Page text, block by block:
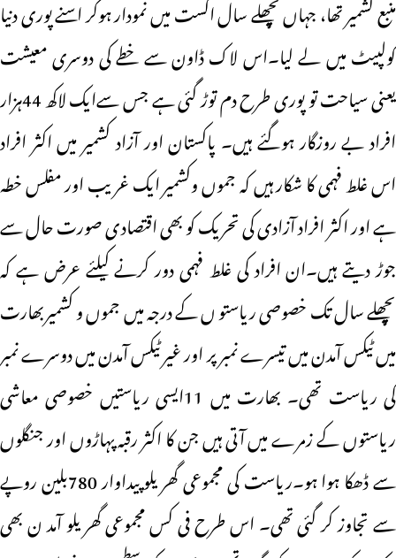
منبع کشمیر تھا، جہاں پچھلے سال اگست میں نمودار ہوکر اسنے پوری دنیا
کولپیٹ میں لے لیا۔اس لاک ڈاون سے خطے کی دوسری معیشت
یعنی سیاحت تو پوری طرح دم توڑ گئی ہے جس سےایک لاکھ 44ہزار
افراد بے روزگار ہوگئے ہیں۔ پاکستان اور آزاد کشمیر میں اکثر افراد
اس غلط فہمی کا شکار ہیں کہ جموں وکشمیر ایک غریب اور مفلس خطہ
ہے اور اکثر افراد آزادی کی تحریک کو بھی اقتصادی صورت حال سے
جوڑ دیتے ہیں۔ان افراد کی غلط فہمی دور کرنے کیلئے عرض ہے کہ
پچھلے سال تک خصوصی ریاستو ں کے درجہ میں جموں و کشمیربھارت
میں ٹیکس آمدن میں تیسرے نمبر پر اور غیر ٹیکس آمدن میں دوسرے نمبر
کی ریاست تھی۔ بھارت میں 11ایسی ریاستیں خصوصی معاشی
ریاستوں کے زمرے میں آتی ہیں جن کا اکثر رقبہ پہاڑوں اور جنگلوں
سے ڈھکا ہوا ہو۔ریاست کی مجموعی گھریلو پیداوار 780بلین روپے
سے تجاوز کر گئی تھی۔ اس طرح فی کس مجموعی گھریلو آمد ن بھی